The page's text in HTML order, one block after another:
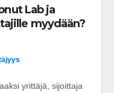
Lab ja
myydään?
yrittäjä, sijoittaja